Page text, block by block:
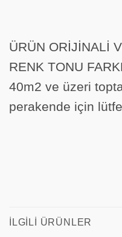
ÜRÜN ORİJİNALİ
RENK TONU
40m2 ve üzeri
perakende için
İLGILI ÜRÜNLER